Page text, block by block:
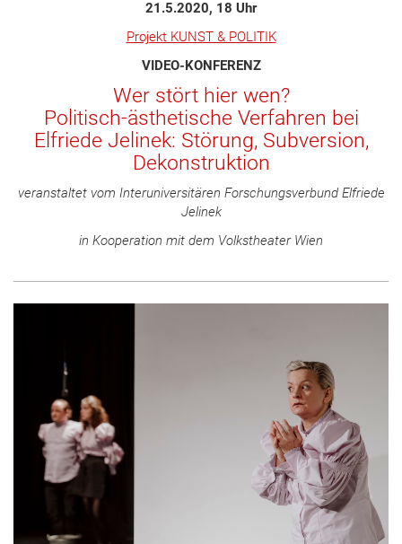
21.5.2020, 18 Uhr
Projekt KUNST & POLITIK
VIDEO-KONFERENZ
Wer stört hier wen?
Politisch-ästhetische Verfahren bei
Elfriede Jelinek: Störung, Subversion,
Dekonstruktion
veranstaltet vom Interuniversitären Forschungsverbund Elfriede
Jelinek
in Kooperation mit dem Volkstheater Wien